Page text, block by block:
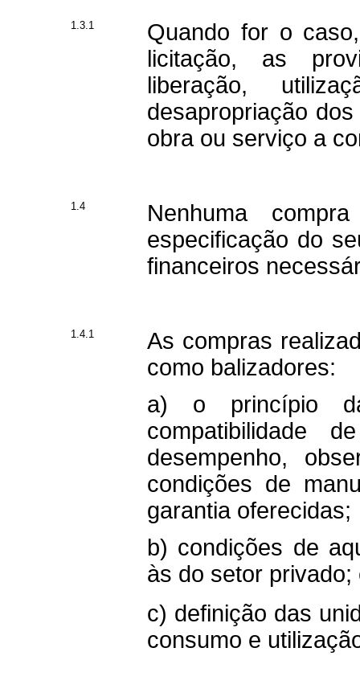
1.3.1
Quando for o
licitação, as
liberação,
desapropriação
obra ou serviço a
1.4
Nenhuma
especificação do
financeiros
1.4.1
As compras
como balizadores:
a) o princípio
compatibilidade
desempenho,
condições de
garantia oferecidas;
b) condições de
às do setor privado;
c) definição das
consumo e